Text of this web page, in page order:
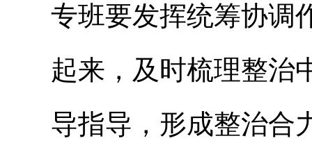
专班要发挥统筹协调
起来，及时梳理整治
导指导，形成整治合